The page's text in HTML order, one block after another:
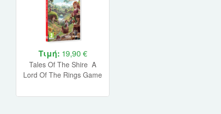
Τιμή: 19,90 €
Tales Of The Shire A
Lord Of The Rings Game